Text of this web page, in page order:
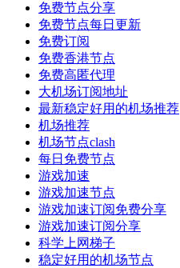
免费节点分享
免费节点每日更新
免费订阅
免费香港节点
免费高匿代理
大机场订阅地址
最新稳定好用的机场推荐
机场推荐
机场节点clash
每日免费节点
游戏加速
游戏加速节点
游戏加速订阅免费分享
游戏加速订阅分享
科学上网梯子
稳定好用的机场节点